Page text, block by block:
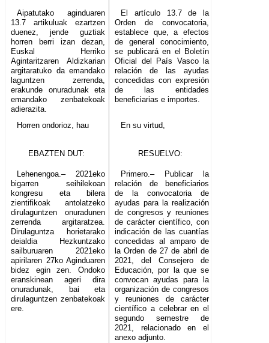
Aipatutako aginduaren
13.7 artikuluak ezartzen
duenez, jende guztiak
horren berri izan dezan,
Euskal Herriko
Agintaritzaren Aldizkarian
argitaratuko da emandako
laguntzen zerrenda,
erakunde onuradunak eta
emandako zenbatekoak
adierazita.
El artículo 13.7 de la
Orden de convocatoria,
establece que, a efectos
de general conocimiento,
se publicará en el Boletín
Oficial del País Vasco la
relación de las ayudas
concedidas con expresión
de las entidades
beneficiarias e importes.
Horren ondorioz, hau En su virtud,
EBAZTEN DUT: RESUELVO:
Lehenengoa.– 2021eko
bigarren seihilekoan
kongresu eta bilera
zientifikoak antolatzeko
dirulaguntzen onuradunen
zerrenda argitaratzea.
Dirulaguntza horietarako
deialdia Hezkuntzako
sailburuaren 2021eko
apirilaren 27ko Aginduaren
bidez egin zen. Ondoko
eranskinean ageri dira
onuradunak, bai eta
dirulaguntzen zenbatekoak
ere.
Primero.– Publicar la
relación de beneficiarios
de la convocatoria de
ayudas para la realización
de congresos y reuniones
de carácter científico, con
indicación de las cuantías
concedidas al amparo de
la Orden de 27 de abril de
2021, del Consejero de
Educación, por la que se
convocan ayudas para la
organización de congresos
y reuniones de carácter
científico a celebrar en el
segundo semestre de
2021, relacionado en el
anexo adjunto.